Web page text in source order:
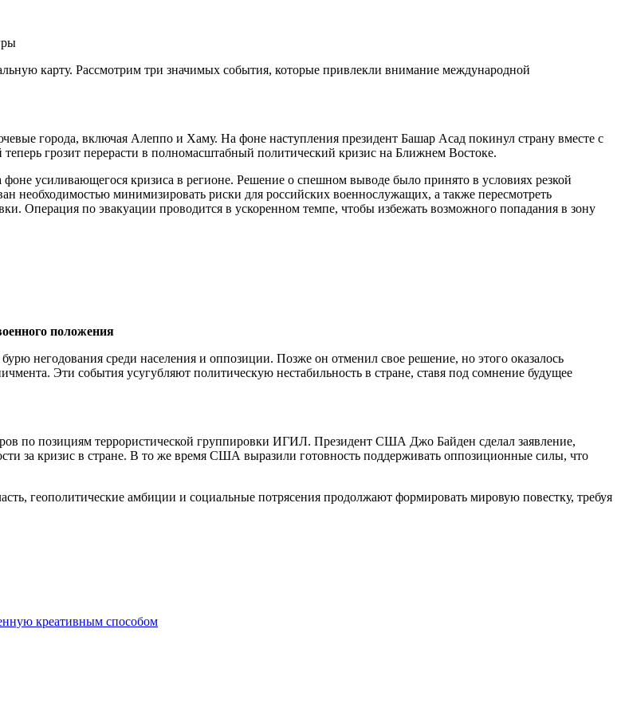
карту. Рассмотрим три значимых события, которые привлекли внимание международной
города, включая Алеппо и Хаму. На фоне наступления президент Башар Асад покинул страну вместе с
грозит перерасти в полномасштабный политический кризис на Ближнем Востоке.
усиливающегося кризиса в регионе. Решение о спешном выводе было принято в условиях резкой
необходимостью минимизировать риски для российских военнослужащих, а также пересмотреть
Операция по эвакуации проводится в ускоренном темпе, чтобы избежать возможного попадания в зону
положения
негодования среди населения и оппозиции. Позже он отменил свое решение, но этого оказалось
Эти события усугубляют политическую нестабильность в стране, ставя под сомнение будущее
по позициям террористической группировки ИГИЛ. Президент США Джо Байден сделал заявление,
за кризис в стране. В то же время США выразили готовность поддерживать оппозиционные силы, что
геополитические амбиции и социальные потрясения продолжают формировать мировую повестку, требуя
креативным способом